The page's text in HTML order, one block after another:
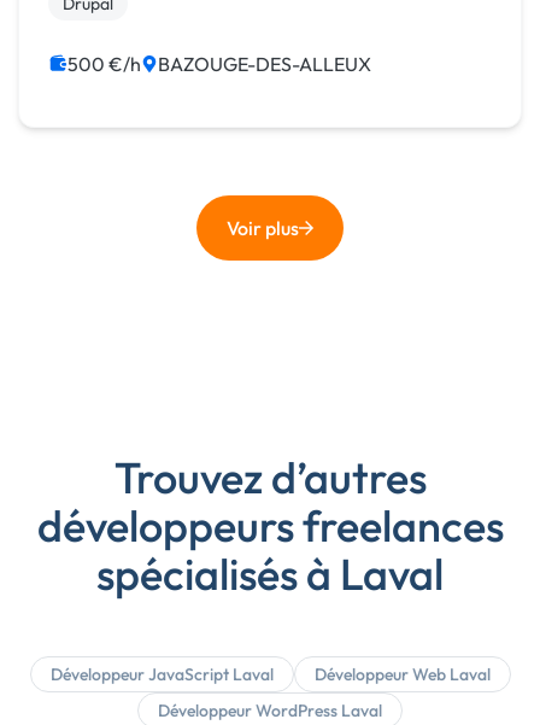
500 €/h BAZOUGE-DES-ALLEUX
Voir plus
Trouvez d’autres
développeurs freelances
spécialisés à Laval
Développeur JavaScript Laval
Développeur Web Laval
Développeur WordPress Laval